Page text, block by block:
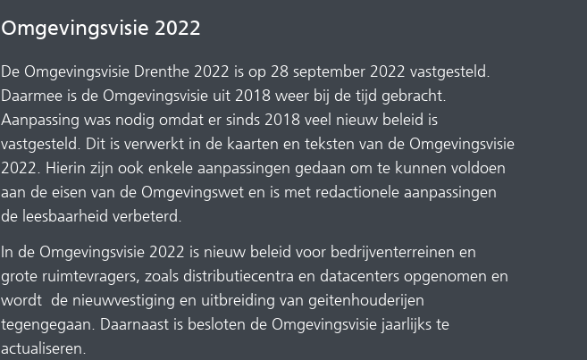
Omgevingsvisie 2022
De Omgevingsvisie Drenthe 2022 is op 28 september 2022 vastgesteld.
Daarmee is de Omgevingsvisie uit 2018 weer bij de tijd gebracht.
Aanpassing was nodig omdat er sinds 2018 veel nieuw beleid is
vastgesteld. Dit is verwerkt in de kaarten en teksten van de Omgevingsvisie
2022. Hierin zijn ook enkele aanpassingen gedaan om te kunnen voldoen
aan de eisen van de Omgevingswet en is met redactionele aanpassingen
de leesbaarheid verbeterd.
In de Omgevingsvisie 2022 is nieuw beleid voor bedrijventerreinen en
grote ruimtevragers, zoals distributiecentra en datacenters opgenomen en
wordt de nieuwvestiging en uitbreiding van geitenhouderijen
tegengegaan. Daarnaast is besloten de Omgevingsvisie jaarlijks te
actualiseren.